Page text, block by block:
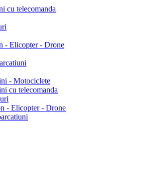
cu telecomanda
- Elicopter - Drone
- Motociclete
cu telecomanda
- Elicopter - Drone